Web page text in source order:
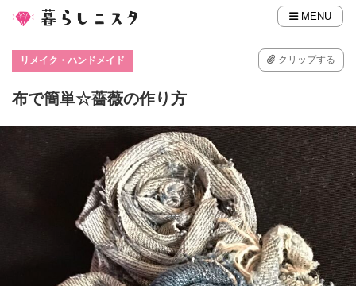
MENU
リメイク・ハンドメイド クリップする
布で簡単☆薔薇の作り方